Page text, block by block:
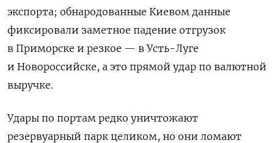
экспорта; обнародованные Киевом данные
фиксировали заметное падение отгрузок
в Приморске и резкое — в Усть-Луге
и Новороссийске, а это прямой удар по валютной
выручке.
Удары по портам редко уничтожают
резервуарный парк целиком, но они ломают